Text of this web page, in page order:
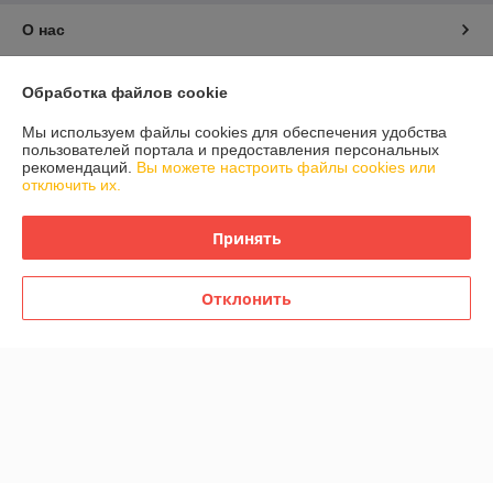
О нас
Доставка и оплата
График работы
Обработка файлов cookie
Мы используем файлы cookies для обеспечения удобства
пользователей портала и предоставления персональных
рекомендаций. Вы можете настроить файлы cookies или
отключить их.
Принять
Отклонить